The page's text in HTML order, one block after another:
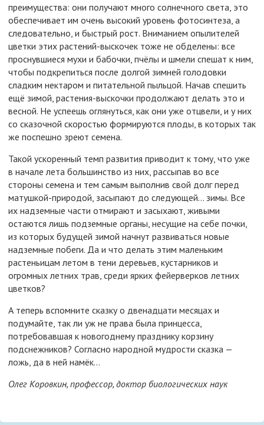
преимущества: они получают много солнечного света, это
обеспечивает им очень высокий уровень фотосинтеза, а
следовательно, и быстрый рост. Вниманием опылителей
цветки этих растений-выскочек тоже не обделены: все
проснувшиеся мухи и бабочки, пчёлы и шмели спешат к ним,
чтобы подкрепиться после долгой зимней голодовки
сладким нектаром и питательной пыльцой. Начав спешить
ещё зимой, растения-выскочки продолжают делать это и
весной. Не успеешь оглянуться, как они уже отцвели, и у них
со сказочной скоростью формируются плоды, в которых так
же поспешно зреют семена.
Такой ускоренный темп развития приводит к тому, что уже
в начале лета большинство из них, рассыпав во все
стороны семена и тем самым выполнив свой долг перед
матушкой-природой, засыпают до следующей... зимы. Все
их надземные части отмирают и засыхают, живыми
остаются лишь подземные органы, несущие на себе почки,
из которых будущей зимой начнут развиваться новые
надземные побеги. Да и что делать этим маленьким
растеньицам летом в тени деревьев, кустарников и
огромных летних трав, среди ярких фейерверков летних
цветков?
А теперь вспомните сказку о двенадцати месяцах и
подумайте, так ли уж не права была принцесса,
потребовавшая к новогоднему празднику корзину
подснежников? Согласно народной мудрости сказка —
ложь, да в ней намёк...
Олег Коровкин, профессор, доктор биологических наук